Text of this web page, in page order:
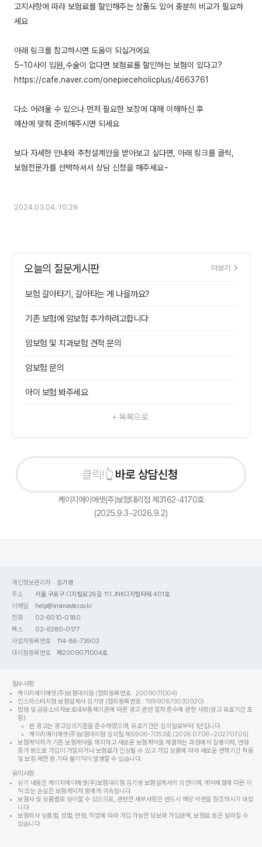
고지사항에 따라 보험료를 할인해주는 상품도 있어 충분히 비교가 필요하
세요
아래 링크를 참고하시면 도움이 되실거에요
5~10사이 입원,수술이 없다면 보험료를 할인하는 보험이 있다고?
https://cafe.naver.com/onepieceholicplus/4663761
다소 어려울 수 있으나 먼저 필요한 보장에 대해 이해하신 후
예산에 맞춰 준비해주시면 되세요
보다 자세한 안내와 추천설계안을 받아보고 싶다면, 아래 링크를 클릭,
보험전문가를 선택하셔서 상담 신청을 해주세요~
2024.03.04. 10:29
오늘의 질문게시판 더보기
보험 갈아타기, 갈아타는 게 나을까요?
기존 보험에 암보험 추가하려고합니다
암보험 및 치과보험 견적 문의
암보험 문의
아이 보험 봐주세요
+ 목록으로
바로 상담신청하기
케이지에이에셋(주)보험대리점 제3162-4170호
(2025.9.3~2026.9.2)
개인정보관리자
김기영
주소
서울 구로구 디지털로26길 111 JNK디지털타워 401호
이메일
help@insmaster.co.kr
전화
02-6010-0180
팩스
02-6280-0177
사업자등록번호
114-86-73903
대리점등록번호
제2009071004호
필수사항
케이지에이에셋(주)보험대리점 (협회등록번호 : 2009071004)
인스마스터지점 보험설계사 김기영 (협회등록번호 : 19990873030020)
법령 및 금융소비자보호내부통제기준에 따른 광고 관련 절차 준수에 관한 사항(광고 유효기간 포
함)
본 광고는 광고심의기준을 준수하였으며, 유효기간은 심의일로부터 1년입니다.
케이지에이에셋(주)보험대리점 심의필 제5906-7053호 (2026.07.06~2027.07.05)
보험계약자가 기존 보험계약을 해지하고 새로운 보험계약을 체결하는 과정에서 질병이력, 연령
증가 등으로 가입이 거절되거나 보험료가 인상될 수 있고 가입 상품에 따라 새로운 면책기간 적용
및 보장 제한 등 기타 불이익이 발생할 수 있습니다.
유의사항
상기 내용은 케이지에이에셋(주)보험대리점 김기영 보험설계사의 의견이며, 계약체결에 따른 이
익 또는 손실은 보험계약자 등에게 귀속됩니다.
보험사 및 상품별로 상이할 수 있으므로, 관련한 세부사항은 반드시 해당 약관을 참조하시기 바랍
니다.
보험회사 상품별, 성별, 연령, 직업에 따라 가입 가능한 담보와 가입금액, 보험료 등은 달라질 수
있습니다.